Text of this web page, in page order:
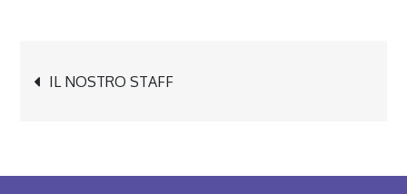
Navigazione
IL NOSTRO STAFF